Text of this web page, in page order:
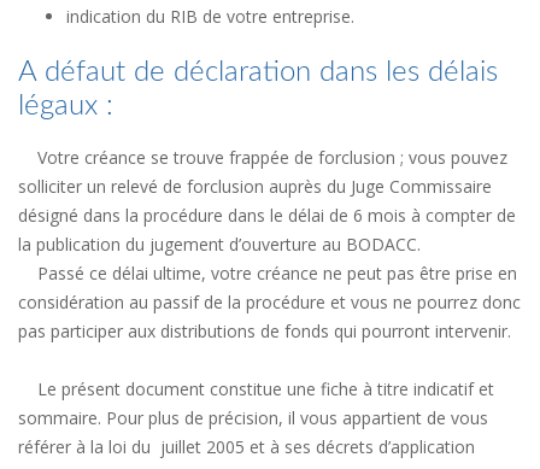
indication du RIB de votre entreprise.
A défaut de déclaration dans les délais
légaux :
Votre créance se trouve frappée de forclusion ; vous pouvez
solliciter un relevé de forclusion auprès du Juge Commissaire
désigné dans la procédure dans le délai de 6 mois à compter de
la publication du jugement d’ouverture au BODACC.
Passé ce délai ultime, votre créance ne peut pas être prise en
considération au passif de la procédure et vous ne pourrez donc
pas participer aux distributions de fonds qui pourront intervenir.
Le présent document constitue une fiche à titre indicatif et
sommaire. Pour plus de précision, il vous appartient de vous
référer à la loi du juillet 2005 et à ses décrets d’application